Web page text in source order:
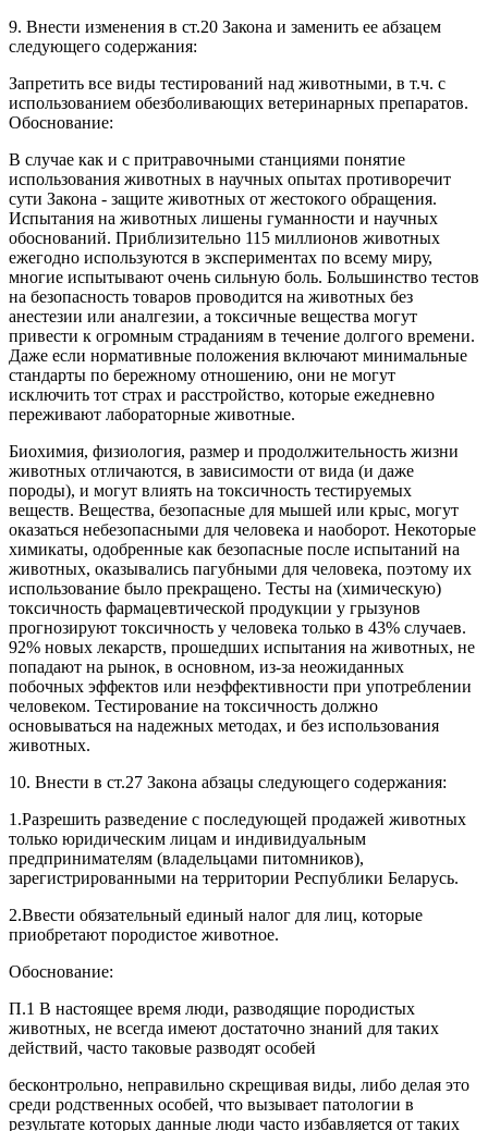
9. Внести изменения в ст.20 Закона и заменить ее абзацем
следующего содержания:
Запретить все виды тестирований над животными, в т.ч. с
использованием обезболивающих ветеринарных препаратов.
Обоснование:
В случае как и с притравочными станциями понятие
использования животных в научных опытах противоречит
сути Закона - защите животных от жестокого обращения.
Испытания на животных лишены гуманности и научных
обоснований. Приблизительно 115 миллионов животных
ежегодно используются в экспериментах по всему миру,
многие испытывают очень сильную боль. Большинство тестов
на безопасность товаров проводится на животных без
анестезии или аналгезии, а токсичные вещества могут
привести к огромным страданиям в течение долгого времени.
Даже если нормативные положения включают минимальные
стандарты по бережному отношению, они не могут
исключить тот страх и расстройство, которые ежедневно
переживают лабораторные животные.
Биохимия, физиология, размер и продолжительность жизни
животных отличаются, в зависимости от вида (и даже
породы), и могут влиять на токсичность тестируемых
веществ. Вещества, безопасные для мышей или крыс, могут
оказаться небезопасными для человека и наоборот. Некоторые
химикаты, одобренные как безопасные после испытаний на
животных, оказывались пагубными для человека, поэтому их
использование было прекращено. Тесты на (химическую)
токсичность фармацевтической продукции у грызунов
прогнозируют токсичность у человека только в 43% случаев.
92% новых лекарств, прошедших испытания на животных, не
попадают на рынок, в основном, из-за неожиданных
побочных эффектов или неэффективности при употреблении
человеком. Тестирование на токсичность должно
основываться на надежных методах, и без использования
животных.
10. Внести в ст.27 Закона абзацы следующего содержания:
1.Разрешить разведение с последующей продажей животных
только юридическим лицам и индивидуальным
предпринимателям (владельцами питомников),
зарегистрированными на территории Республики Беларусь.
2.Ввести обязательный единый налог для лиц, которые
приобретают породистое животное.
Обоснование:
П.1 В настоящее время люди, разводящие породистых
животных, не всегда имеют достаточно знаний для таких
действий, часто таковые разводят особей
бесконтрольно, неправильно скрещивая виды, либо делая это
среди родственных особей, что вызывает патологии в
результате которых данные люди часто избавляется от таких